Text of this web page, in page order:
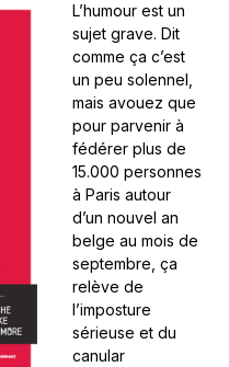
L’humour est un
sujet grave. Dit
comme ça c’est
un peu solennel,
mais avouez que
pour parvenir à
fédérer plus de
15.000 personnes
à Paris autour
d’un nouvel an
belge au mois de
septembre, ça
relève de
l’imposture
sérieuse et du
canular